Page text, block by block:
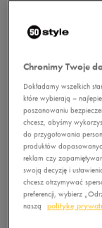
Chronimy Twoje
Dokładamy wszelkich
które wybierają –
poszanowaniu
chcesz, abyśmy
do przygotowania
produktów
reklam czy
swoją decyzję i
chcesz otrzymywać
preferencji, wybierz
naszą
politykę